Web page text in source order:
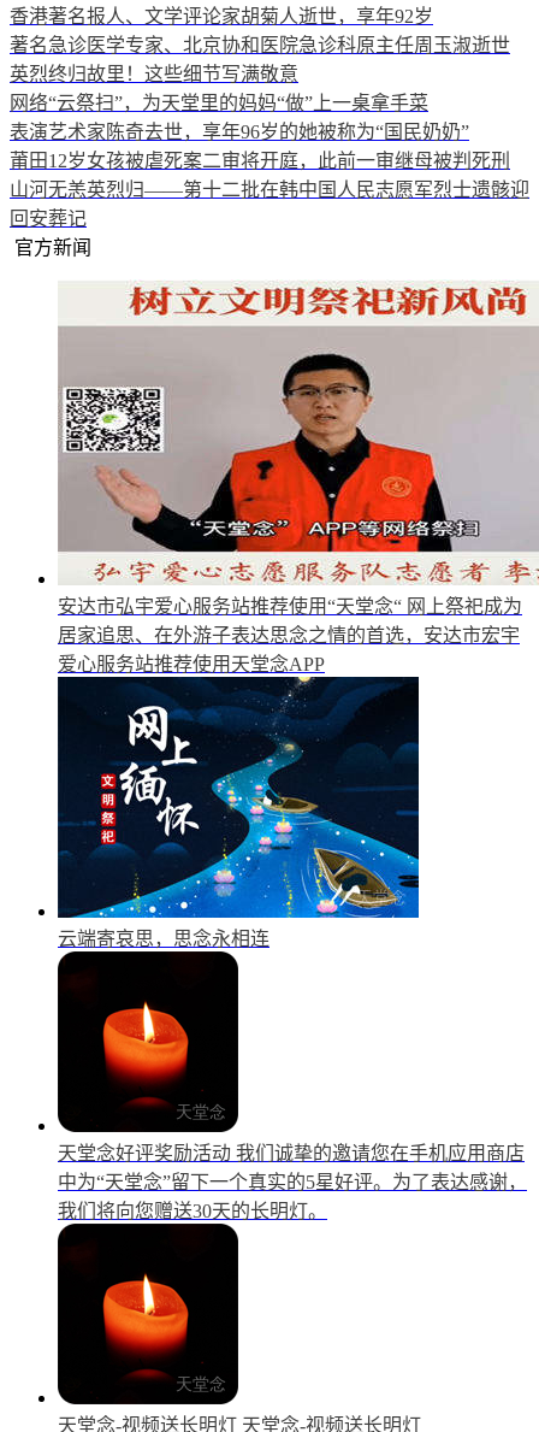
香港著名报人、文学评论家胡菊人逝世，享年92岁
著名急诊医学专家、北京协和医院急诊科原主任周玉淑逝世
英烈终归故里！这些细节写满敬意
网络“云祭扫”，为天堂里的妈妈“做”上一桌拿手菜
表演艺术家陈奇去世，享年96岁的她被称为“国民奶奶”
莆田12岁女孩被虐死案二审将开庭，此前一审继母被判死刑
山河无恙英烈归——第十二批在韩中国人民志愿军烈士遗骸迎
回安葬记
官方新闻
安达市弘宇爱心服务站推荐使用“天堂念“ 网上祭祀成为
居家追思、在外游子表达思念之情的首选，安达市宏宇
爱心服务站推荐使用天堂念APP
云端寄哀思，思念永相连
天堂念好评奖励活动 我们诚挚的邀请您在手机应用商店
中为“天堂念”留下一个真实的5星好评。为了表达感谢，
我们将向您赠送30天的长明灯。
天堂念-视频送长明灯 天堂念-视频送长明灯